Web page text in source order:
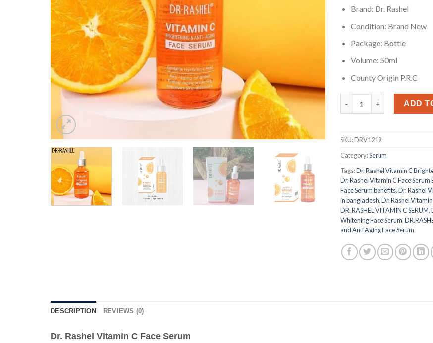
Brand: Dr. Rashel
Condition: Brand New
Package: Bottle
Volume: 50ml
County Origin P.R.C
Dr. Rashel Vitamin C Face
ADD
SKU:DRV1219
Category:Serum
Tags:Dr. Rashel Vitamin C
Dr. Rashel Vitamin C Face Serum
Face Serum benefits,Dr. Rashel
in bangladesh,Dr. Rashel
DR. RASHEL VITAMIN C SERUM,
Whitening Face Serum,
and Anti Aging Face Serum
DESCRIPTION REVIEWS (0)
Dr. Rashel Vitamin C Face Serum